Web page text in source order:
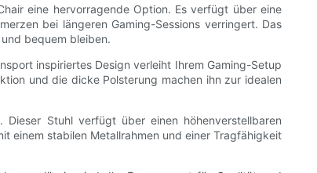
eine hervorragende Option. Es verfügt über eine
bei längeren Gaming-Sessions verringert. Das
bequem bleiben.
inspiriertes Design verleiht Ihrem Gaming-Setup
und die dicke Polsterung machen ihn zur idealen
Stuhl verfügt über einen höhenverstellbaren
einem stabilen Metallrahmen und einer Tragfähigkeit